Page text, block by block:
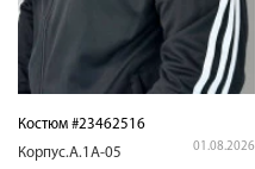
Костюм #23462516
Корпус.А.1А-05
01.08.2026